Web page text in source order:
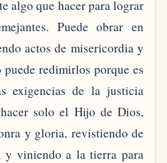
algo que hacer para lograr
Puede obrar en
actos de misericordia y
redimirlos porque es
exigencias de la justicia
solo el Hijo de Dios,
y gloria, revistiendo de
y viniendo a la tierra para